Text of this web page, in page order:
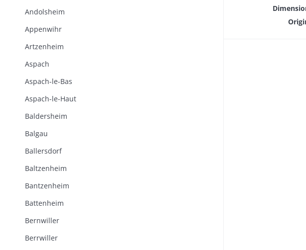
Andolsheim
Appenwihr
Artzenheim
Aspach
Aspach-le-Bas
Aspach-le-Haut
Baldersheim
Balgau
Ballersdorf
Baltzenheim
Bantzenheim
Battenheim
Bernwiller
Berrwiller